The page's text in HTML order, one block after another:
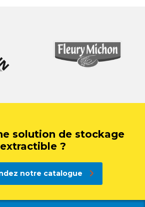
solution de stockage
extractible ?
notre catalogue